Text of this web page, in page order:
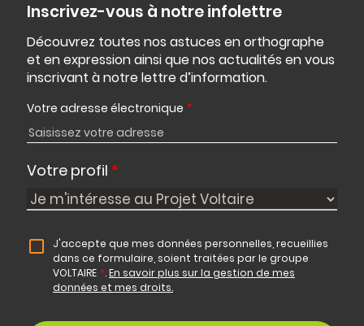
Inscrivez-vous à notre infolettre
Découvrez toutes nos astuces en orthographe
et en expression ainsi que nos actualités en vous
inscrivant à notre lettre d’information.
Votre adresse électronique *
Votre profil *
J'accepte que mes données personnelles, recueillies
dans ce formulaire, soient traitées par le groupe
VOLTAIRE *.En savoir plus sur la gestion de mes
données et mes droits.